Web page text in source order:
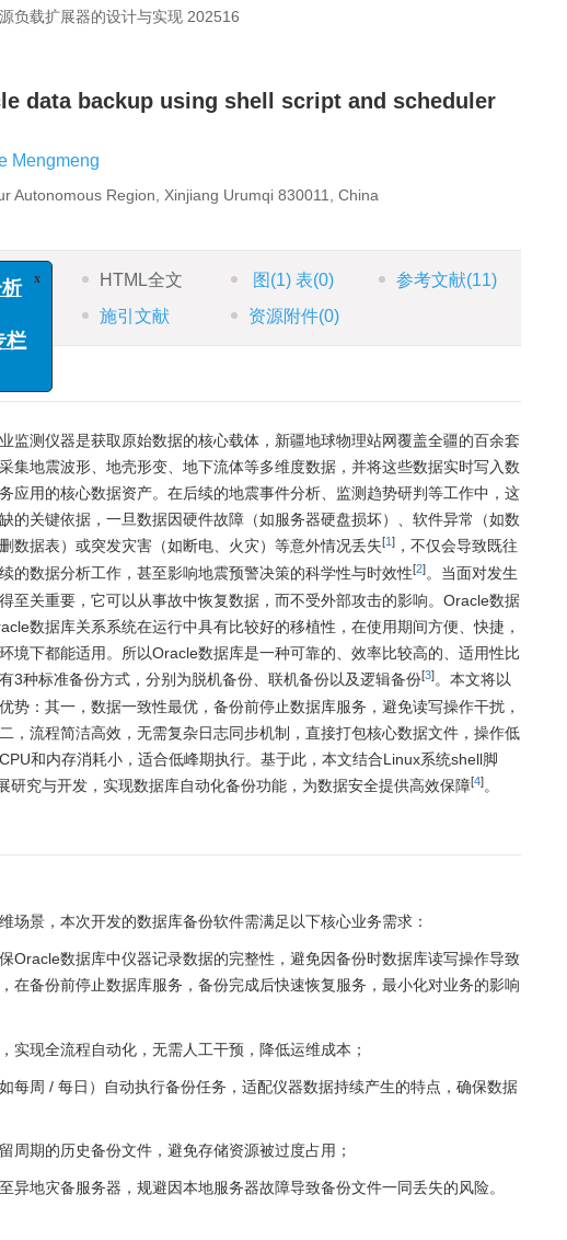
负载扩展器的设计与实现 202516
data backup using shell script and scheduler
Mengmeng
Autonomous Region, Xinjiang Urumqi 830011, China
HTML全文 图 (1)表(0) 参考文献(11)
施引文献 资源附件(0)
监测仪器是获取原始数据的核心载体，新疆地球物理站网覆盖全疆的百余套
集地震波形、地壳形变、地下流体等多维度数据，并将这些数据实时写入数
应用的核心数据资产。在后续的地震事件分析、监测趋势研判等工作中，这
的关键依据，一旦数据因硬件故障（如服务器硬盘损坏）、软件异常（如数
数据表）或突发灾害（如断电、火灾）等意外情况丢失[1] ，不仅会导致既往
的数据分析工作，甚至影响地震预警决策的科学性与时效性[2]。当面对发生
至关重要，它可以从事故中恢复数据，而不受外部攻击的影响。Oracle数据
数据库关系系统在运行中具有比较好的移植性，在使用期间方便、快捷，
境下都能适用。所以Oracle数据库是一种可靠的、效率比较高的、适用性比
3种标准备份方式，分别为脱机备份、联机备份以及逻辑备份[3]。本文将以
势：其一，数据一致性最优，备份前停止数据库服务，避免读写操作干扰，
，流程简洁高效，无需复杂日志同步机制，直接打包核心数据文件，操作低
和内存消耗小，适合低峰期执行。基于此，本文结合Linux系统shell脚
研究与开发，实现数据库自动化备份功能，为数据安全提供高效保障[4]。
场景，本次开发的数据库备份软件需满足以下核心业务需求：
Oracle数据库中仪器记录数据的完整性，避免因备份时数据库读写操作导致
在备份前停止数据库服务，备份完成后快速恢复服务，最小化对业务的影响
实现全流程自动化，无需人工干预，降低运维成本；
每周 / 每日）自动执行备份任务，适配仪器数据持续产生的特点，确保数据
周期的历史备份文件，避免存储资源被过度占用；
异地灾备服务器，规避因本地服务器故障导致备份文件一同丢失的风险。
案例分析
稿函
展”专栏